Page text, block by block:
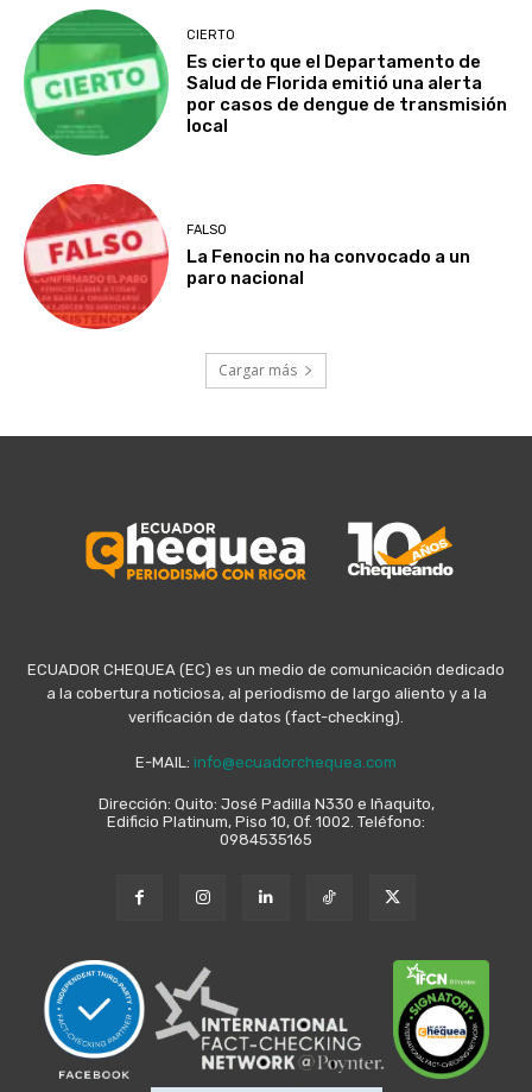
CIERTO
Es cierto que el Departamento de
Salud de Florida emitió una alerta
por casos de dengue de transmisión
local
FALSO
La Fenocin no ha convocado a un
paro nacional
Cargar más
ECUADOR CHEQUEA (EC) es un medio de comunicación dedicado
a la cobertura noticiosa, al periodismo de largo aliento y a la
verificación de datos (fact-checking).
E-MAIL: info@ecuadorchequea.com
Dirección: Quito: José Padilla N330 e Iñaquito,
Edificio Platinum, Piso 10, Of. 1002. Teléfono:
0984535165